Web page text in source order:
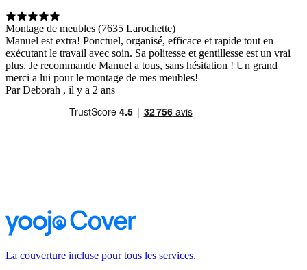
Montage de meubles (7635 Larochette)
Manuel est extra! Ponctuel, organisé, efficace et rapide tout en
exécutant le travail avec soin. Sa politesse et gentillesse est un vrai
plus. Je recommande Manuel a tous, sans hésitation ! Un grand
merci a lui pour le montage de mes meubles!
Par Deborah , il y a 2 ans
La couverture incluse pour tous les services.